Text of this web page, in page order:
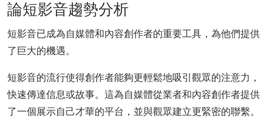
論短影音趨勢分析
短影音已成為自媒體和內容創作者的重要工具，為他們提供
了巨大的機遇。
短影音的流行使得創作者能夠更輕鬆地吸引觀眾的注意力，
快速傳達信息或故事。這為自媒體從業者和內容創作者提供
了一個展示自己才華的平台，並與觀眾建立更緊密的聯繫。